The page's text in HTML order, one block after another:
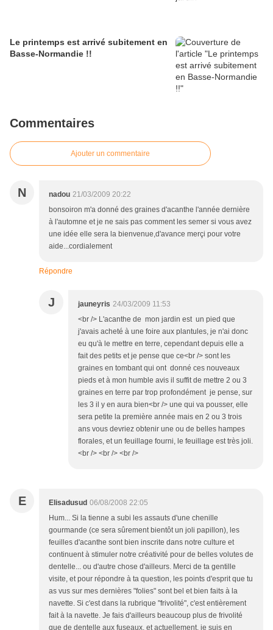
Le printemps est arrivé subitement en
Basse-Normandie !!
Commentaires
Ajouter un commentaire
N nadou 21/03/2009 20:22
bonsoiron m'a donné des graines d'acanthe l'année dernière
à l'automne et je ne sais pas comment les semer si vous avez
une idée elle sera la bienvenue,d'avance merçi pour votre
aide...cordialement
Répondre
J jauneyris 24/03/2009 11:53
<br /> L'acanthe de mon jardin est un pied que
j'avais acheté à une foire aux plantules, je n'ai donc
eu qu'à le mettre en terre, cependant depuis elle a
fait des petits et je pense que ce<br /> sont les
graines en tombant qui ont donné ces nouveaux
pieds et à mon humble avis il suffit de mettre 2 ou 3
graines en terre par trop profondément je pense, sur
les 3 il y en aura bien<br /> une qui va pousser, elle
sera petite la première année mais en 2 ou 3 trois
ans vous devriez obtenir une ou de belles hampes
florales, et un feuillage fourni, le feuillage est très joli.
<br /> <br /> <br />
E Elisadusud 06/08/2008 22:05
Hum... Si la tienne a subi les assauts d'une chenille
gourmande (ce sera sûrement bientôt un joli papillon), les
feuilles d'acanthe sont bien inscrite dans notre culture et
continuent à stimuler notre créativité pour de belles volutes de
dentelle... ou d'autre chose d'ailleurs. Merci de ta gentille
visite, et pour répondre à ta question, les points d'esprit que tu
as vus sur mes dernières "folies" sont bel et bien faits à la
navette. Si c'est dans la rubrique "frivolité", c'est entièrement
fait à la navette. Je fais d'ailleurs beaucoup plus de frivolité
que de dentelle aux fuseaux, et actuellement, je suis en